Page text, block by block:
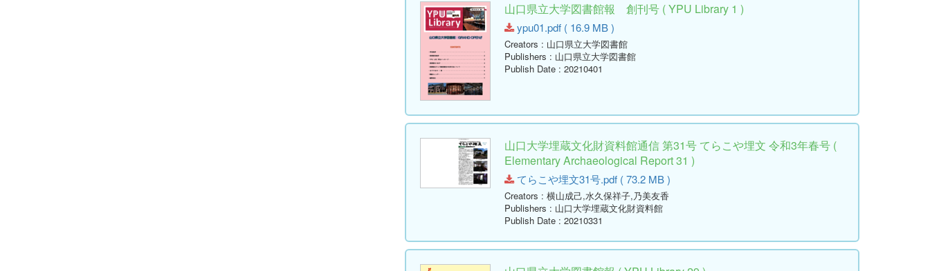
山口県立大学図書館報 創刊号 ( YPU Library 1 )
ypu01.pdf ( 16.9 MB )
Creators : 山口県立大学図書館
Publishers : 山口県立大学図書館
Publish Date : 20210401
山口大学埋蔵文化財資料館通信 第31号 てらこや埋文 令和3年春号 (
Elementary Archaeological Report 31 )
てらこや埋文31号.pdf ( 73.2 MB )
Creators : 横山成己,水久保祥子,乃美友香
Publishers : 山口大学埋蔵文化財資料館
Publish Date : 20210331